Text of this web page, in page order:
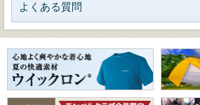
よくある質問